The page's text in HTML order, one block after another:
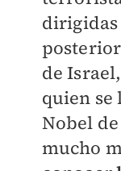
de
quien
Nobel
mucho